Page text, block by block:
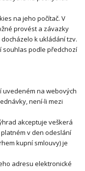
na jeho počítač. V
provést a závazky
k ukládání tzv.
souhlas podle předchozí
uvedeném na webových
není-li mezi
akceptuje veškerá
v den odeslání
kupní smlouvy) je
adresu elektronické